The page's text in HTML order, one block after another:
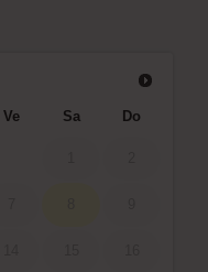
Ve Sa Do